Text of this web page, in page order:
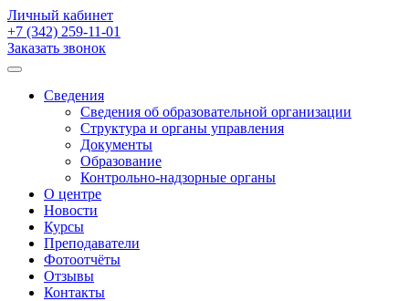
Личный кабинет
+7 (342) 259-11-01
Заказать звонок
Сведения
Сведения об образовательной организации
Структура и органы управления
Документы
Образование
Контрольно-надзорные органы
О центре
Новости
Курсы
Преподаватели
Фотоотчёты
Отзывы
Контакты